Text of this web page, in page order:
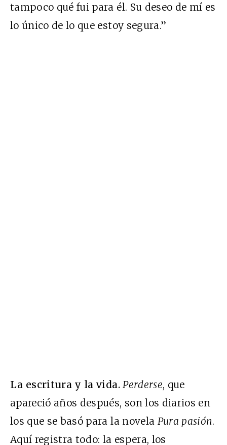
tampoco qué fui para él. Su deseo de mí es
lo único de lo que estoy segura.”
La escritura y la vida. Perderse, que
apareció años después, son los diarios en
los que se basó para la novela Pura pasión.
Aquí registra todo: la espera, los